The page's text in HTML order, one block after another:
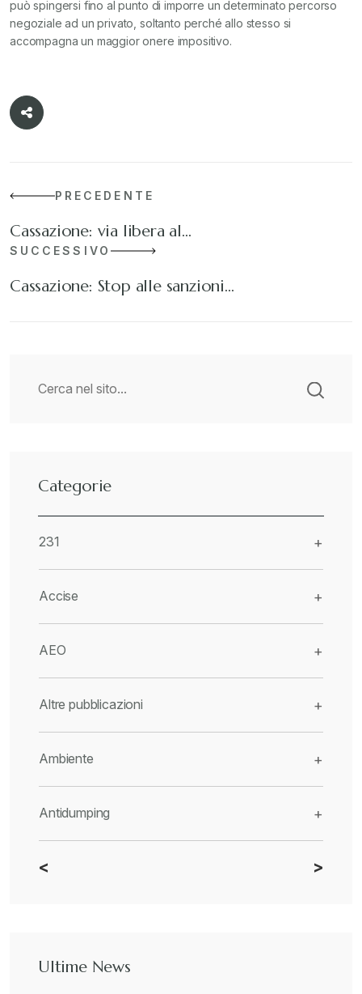
può spingersi fino al punto di imporre un determinato percorso
negoziale ad un privato, soltanto perché allo stesso si
accompagna un maggior onere impositivo.
PRECEDENTE
Cassazione: via libera al…
SUCCESSIVO
Cassazione: Stop alle sanzioni…
Categorie
231 +
Accise +
AEO +
Altre pubblicazioni +
Ambiente +
Antidumping +
CBAM +
Deforestazione
< >
Ultime News